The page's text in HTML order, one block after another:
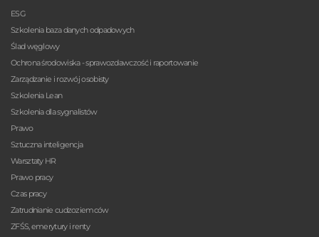
ESG
Szkolenia baza danych odpadowych
Ślad węglowy
Ochrona środowiska - sprawozdawczość i raportowanie
Zarządzanie i rozwój osobisty
Szkolenia Lean
Szkolenia dla sygnalistów
Prawo
Sztuczna inteligencja
Warsztaty HR
Prawo pracy
Czas pracy
Zatrudnianie cudzoziemców
ZFŚS, emerytury i renty